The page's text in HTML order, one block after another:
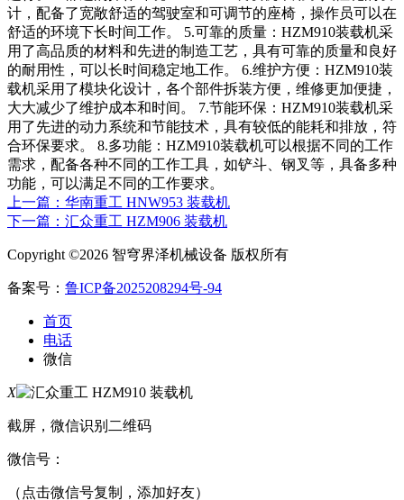
计，配备了宽敞舒适的驾驶室和可调节的座椅，操作员可以在
舒适的环境下长时间工作。 5.可靠的质量：HZM910装载机采
用了高品质的材料和先进的制造工艺，具有可靠的质量和良好
的耐用性，可以长时间稳定地工作。 6.维护方便：HZM910装
载机采用了模块化设计，各个部件拆装方便，维修更加便捷，
大大减少了维护成本和时间。 7.节能环保：HZM910装载机采
用了先进的动力系统和节能技术，具有较低的能耗和排放，符
合环保要求。 8.多功能：HZM910装载机可以根据不同的工作
需求，配备各种不同的工作工具，如铲斗、钢叉等，具备多种
功能，可以满足不同的工作要求。
上一篇：华南重工 HNW953 装载机
下一篇：汇众重工 HZM906 装载机
Copyright ©2026 智穹界泽机械设备 版权所有
备案号： 鲁ICP备2025208294号-94
首页
电话
微信
X
截屏，微信识别二维码
微信号：
（点击微信号复制，添加好友）